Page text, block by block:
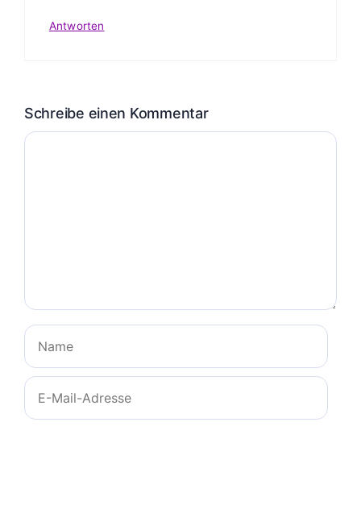
Antworten
Schreibe einen Kommentar
Kommentar
Name
E-
Mail-